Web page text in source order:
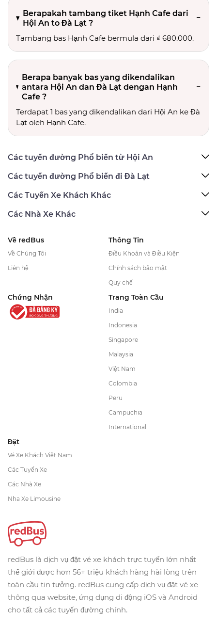
Berapakah tambang tiket Hạnh Cafe dari
Hội An to Đà Lạt ?
Tambang bas Hạnh Cafe bermula dari ₫ 680.000.
Berapa banyak bas yang dikendalikan
antara Hội An dan Đà Lạt dengan Hạnh
Cafe ?
Terdapat 1 bas yang dikendalikan dari Hội An ke Đà
Lạt oleh Hạnh Cafe.
Các tuyến đường Phổ biến từ Hội An
Các tuyến đường Phổ biến đi Đà Lạt
Các Tuyến Xe Khách Khác
Các Nhà Xe Khác
Về redBus
Về Chúng Tôi
Liên hệ
Thông Tin
Điều Khoản và Điều Kiện
Chính sách bảo mật
Quy chế
Chứng Nhận Trang Toàn Cầu
India
Indonesia
Singapore
Malaysia
Việt Nam
Colombia
Peru
Campuchia
International
Đặt
Vé Xe Khách Việt Nam
Các Tuyến Xe
Các Nhà Xe
Nha Xe Limousine
redBus là dịch vụ đặt vé xe khách trực tuyến lớn nhất
thế giới được hơn 56+ triệu khách hàng hài lòng trên
toàn cầu tin tưởng. redBus cung cấp dịch vụ đặt vé xe
thông qua website, ứng dụng di động iOS và Android
cho tất cả các tuyến đường chính.